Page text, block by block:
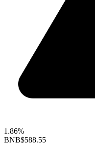
1.86%
BNB$588.55